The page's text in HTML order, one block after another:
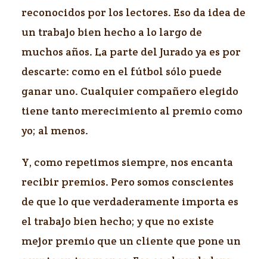
reconocidos por los lectores. Eso da idea de
un trabajo bien hecho a lo largo de
muchos años. La parte del Jurado ya es por
descarte: como en el fútbol sólo puede
ganar uno. Cualquier compañero elegido
tiene tanto merecimiento al premio como
yo; al menos.
Y, como repetimos siempre, nos encanta
recibir premios. Pero somos conscientes
de que lo que verdaderamente importa es
el trabajo bien hecho; y que no existe
mejor premio que un cliente que pone un